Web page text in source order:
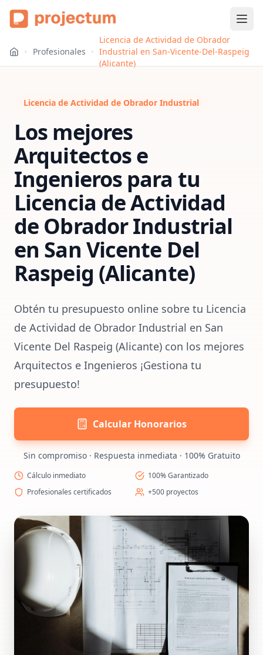
Profesionales
Licencia de Actividad de Obrador
Industrial en San-Vicente-Del-Raspeig
(Alicante)
Licencia de Actividad de Obrador Industrial
Los mejores
Arquitectos e
Ingenieros para tu
Licencia de Actividad
de Obrador Industrial
en San Vicente Del
Raspeig (Alicante)
Obtén tu presupuesto online sobre tu Licencia
de Actividad de Obrador Industrial en San
Vicente Del Raspeig (Alicante) con los mejores
Arquitectos e Ingenieros ¡Gestiona tu
presupuesto!
Calcular Honorarios
Sin compromiso · Respuesta inmediata · 100% Gratuito
Cálculo inmediato
100% Garantizado
Profesionales certificados
+500 proyectos